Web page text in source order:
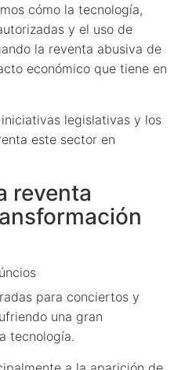
cómo la tecnología,
y el uso de
la reventa abusiva de
económico que tiene en
legislativas y los
este sector en
reventa
para conciertos y
una gran
tecnología.